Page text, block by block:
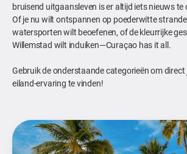
bruisend uitgaansleven is er altijd iets nieuws te
Of je nu wilt ontspannen op poederwitte
watersporten wilt beoefenen, of de kleurrijke
Willemstad wilt induiken—Curaçao has it all.
Gebruik de onderstaande categorieën om
eiland-ervaring te vinden!